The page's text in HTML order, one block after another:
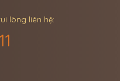
lòng liên hệ: